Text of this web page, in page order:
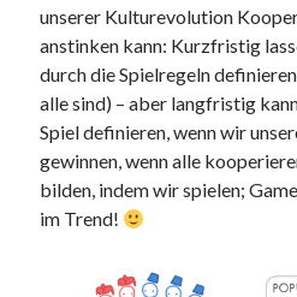
unserer Kulturevolution
anstinken kann: Kurzfristig
durch die Spielregeln
alle sind) – aber langfristig
Spiel definieren, wenn wir
gewinnen, wenn alle
bilden, indem wir spielen;
im Trend!